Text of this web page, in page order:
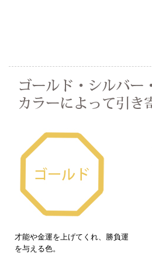
才能や金運を上げてくれ、勝負運
を与える色。